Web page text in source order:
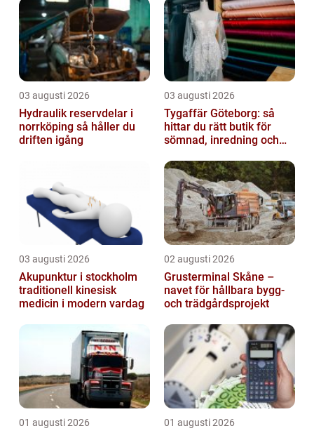
03 augusti 2026
Hydraulik reservdelar i
norrköping så håller du
driften igång
03 augusti 2026
Tygaffär Göteborg: så
hittar du rätt butik för
sömnad, inredning och
03 augusti 2026
Akupunktur i stockholm
traditionell kinesisk
medicin i modern vardag
02 augusti 2026
Grusterminal Skåne –
navet för hållbara bygg-
och trädgårdsprojekt
01 augusti 2026 01 augusti 2026